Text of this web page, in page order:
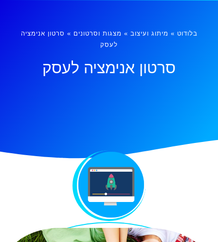
בלודוט » מיתוג ועיצוב » מצגות וסרטונים » סרטון אנימציה
לעסק
סרטון אנימציה לעסק